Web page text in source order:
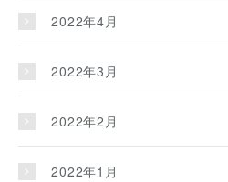
2022年4月
2022年3月
2022年2月
2022年1月